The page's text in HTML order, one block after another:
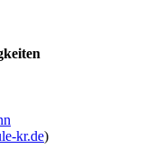
kr.de)